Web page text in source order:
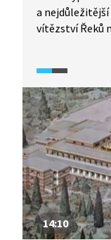
a
vítězství Řeků
14:10